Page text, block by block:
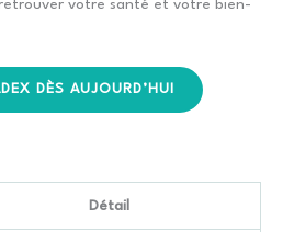
votre santé et votre bien-
DÈS AUJOURD’HUI
Détail